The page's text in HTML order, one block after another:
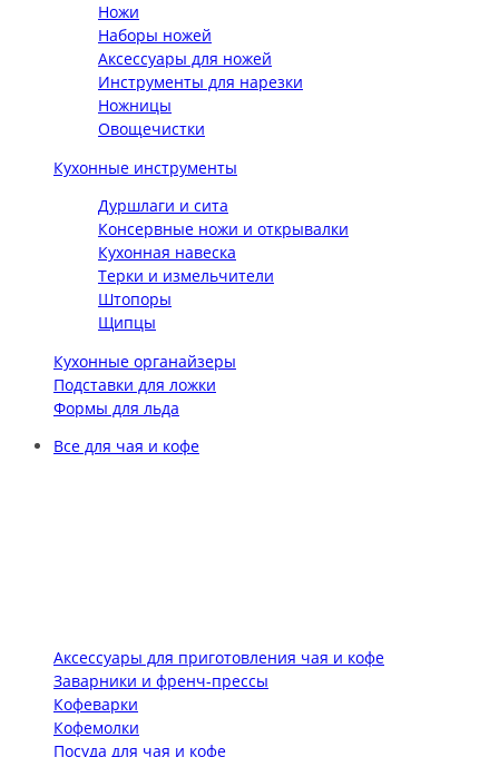
Ножи
Наборы ножей
Аксессуары для ножей
Инструменты для нарезки
Ножницы
Овощечистки
Кухонные инструменты
Дуршлаги и сита
Консервные ножи и открывалки
Кухонная навеска
Терки и измельчители
Штопоры
Щипцы
Кухонные органайзеры
Подставки для ложки
Формы для льда
Все для чая и кофе
Аксессуары для приготовления чая и кофе
Заварники и френч-прессы
Кофеварки
Кофемолки
Посуда для чая и кофе